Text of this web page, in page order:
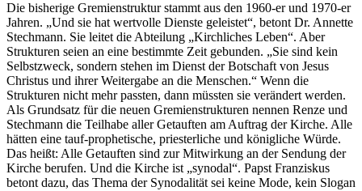
Die bisherige Gremienstruktur stammt aus den 1960-er und 1970-er
Jahren. „Und sie hat wertvolle Dienste geleistet“, betont Dr. Annette
Stechmann. Sie leitet die Abteilung „Kirchliches Leben“. Aber
Strukturen seien an eine bestimmte Zeit gebunden. „Sie sind kein
Selbstzweck, sondern stehen im Dienst der Botschaft von Jesus
Christus und ihrer Weitergabe an die Menschen.“ Wenn die
Strukturen nicht mehr passten, dann müssten sie verändert werden.
Als Grundsatz für die neuen Gremienstrukturen nennen Renze und
Stechmann die Teilhabe aller Getauften am Auftrag der Kirche. Alle
hätten eine tauf-prophetische, priesterliche und königliche Würde.
Das heißt: Alle Getauften sind zur Mitwirkung an der Sendung der
Kirche berufen. Und die Kirche ist „synodal“. Papst Franziskus
betont dazu, das Thema der Synodalität sei keine Mode, kein Slogan